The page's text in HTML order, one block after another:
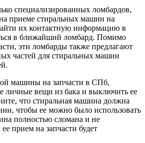
специализированных ломбардов,
приеме стиральных машин на
их контактную информацию в
в ближайший ломбард. Помимо
эти ломбарды также предлагают
частей для стиральных машин
машины на запчасти в СПб,
личные вещи из бака и выключить ее
что стиральная машина должна
чтобы ее можно было использовать
полностью сломана и не
прием на запчасти будет